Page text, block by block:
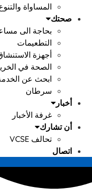
المساواة
صحتك
بحاجة الى
التطعيمات
أجهزة
الصحة في
ابحث عن
سرطان
أخبار
غرفة الأخبار
أن تشارك
تحالف VCSE
اتصال